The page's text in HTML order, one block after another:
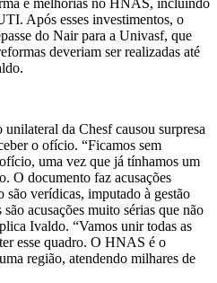
Após esses investimentos, o
do Nair para a Univasf, que
deveriam ser realizadas até
da Chesf causou surpresa
o ofício. “Ficamos sem
uma vez que já tínhamos um
O documento faz acusações
são verídicas, imputado à gestão
acusações muito sérias que não
Ivaldo. “Vamos unir todas as
esse quadro. O HNAS é o
região, atendendo milhares de